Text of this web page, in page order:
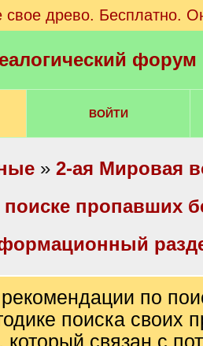
свое древо. Бесплатно.
ВОЙТИ
» 2-ая Мировая
пропавших
по
поиска своих
который связан с